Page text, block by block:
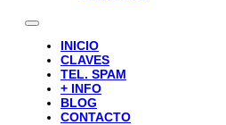
INICIO
CLAVES
TEL. SPAM
+ INFO
BLOG
CONTACTO